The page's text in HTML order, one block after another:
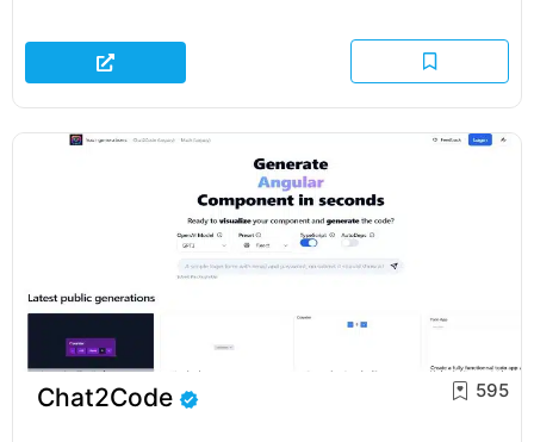
Chat2Code 595